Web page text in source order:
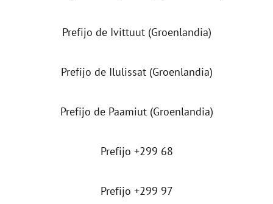
Prefijo de Ivittuut (Groenlandia)
Prefijo de Ilulissat (Groenlandia)
Prefijo de Paamiut (Groenlandia)
Prefijo +299 68
Prefijo +299 97